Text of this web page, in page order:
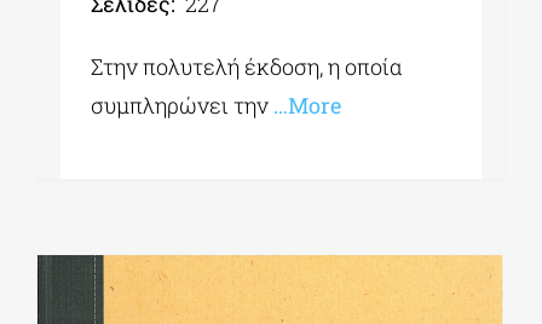
Στην πολυτελή έκδοση, η οποία
συμπληρώνει την …More